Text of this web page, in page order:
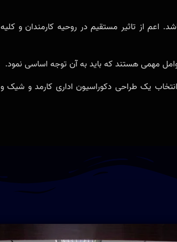
اعم از تاثیر مستقیم در روحیه کارمندان و کلیه
مهمی هستند که باید به آن توجه اساسی نمود.
یک طراحی دکوراسیون اداری کارمد و شیک و